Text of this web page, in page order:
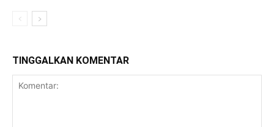
TINGGALKAN KOMENTAR